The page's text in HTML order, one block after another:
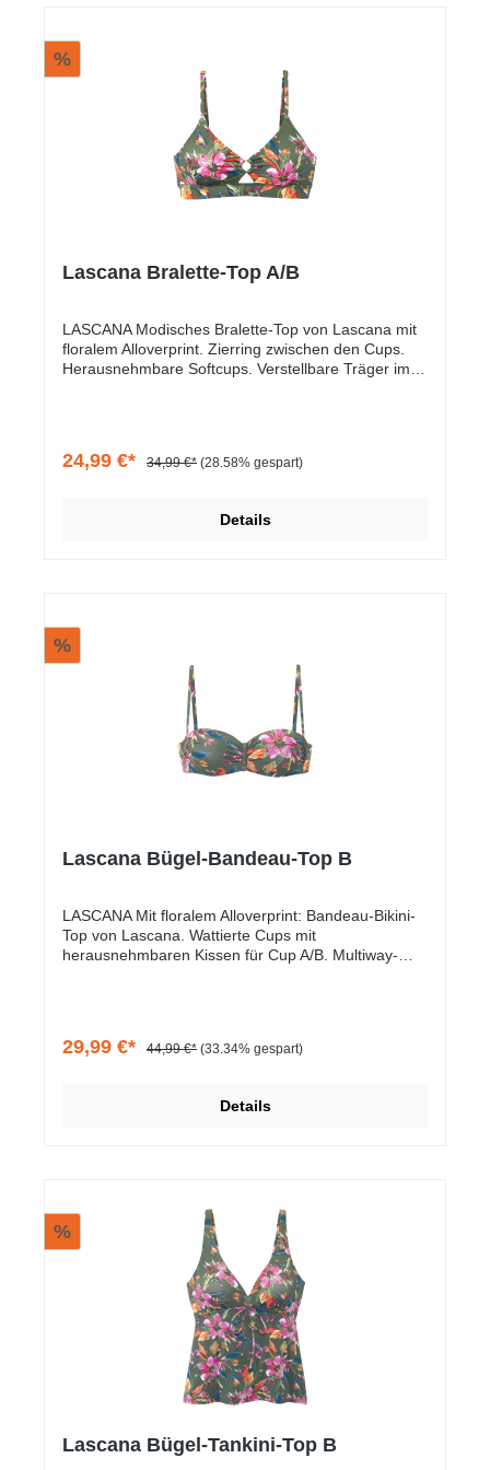
%
Lascana Bralette-Top A/B
LASCANA Modisches Bralette-Top von Lascana mit
floralem Alloverprint. Zierring zwischen den Cups.
Herausnehmbare Softcups. Verstellbare Träger im
24,99 €* 34,99 €* (28.58% gespart)
Details
%
Lascana Bügel-Bandeau-Top B
LASCANA Mit floralem Alloverprint: Bandeau-Bikini-
Top von Lascana. Wattierte Cups mit
herausnehmbaren Kissen für Cup A/B. Multiway-
29,99 €* 44,99 €* (33.34% gespart)
Details
%
Lascana Bügel-Tankini-Top B